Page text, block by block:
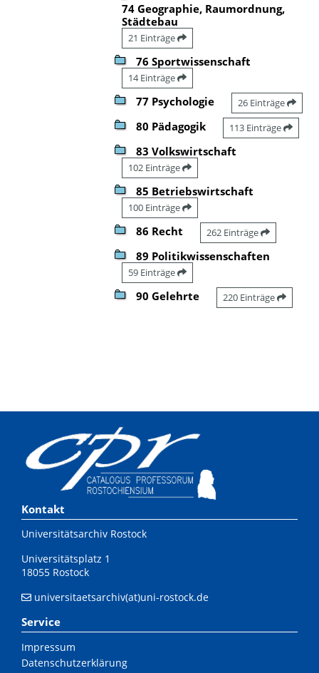
74 Geographie, Raumordnung,
Städtebau
21 Einträge
76 Sportwissenschaft
14 Einträge
77 Psychologie 26 Einträge
80 Pädagogik 113 Einträge
83 Volkswirtschaft
102 Einträge
85 Betriebswirtschaft
100 Einträge
86 Recht 262 Einträge
89 Politikwissenschaften
59 Einträge
90 Gelehrte 220 Einträge
Kontakt
Universitätsarchiv Rostock
Universitätsplatz 1
18055 Rostock
universitaetsarchiv(at)uni-rostock.de
Service
Impressum
Datenschutzerklärung